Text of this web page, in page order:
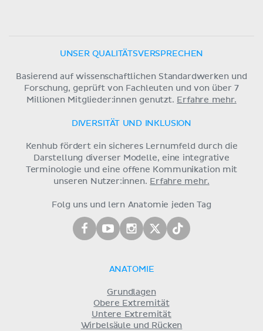
UNSER QUALITÄTSVERSPRECHEN
Basierend auf wissenschaftlichen Standardwerken und
Forschung, geprüft von Fachleuten und von über 7
Millionen Mitglieder:innen genutzt. Erfahre mehr.
DIVERSITÄT UND INKLUSION
Kenhub fördert ein sicheres Lernumfeld durch die
Darstellung diverser Modelle, eine integrative
Terminologie und eine offene Kommunikation mit
unseren Nutzer:innen. Erfahre mehr.
Folg uns und lern Anatomie jeden Tag
ANATOMIE
Grundlagen
Obere Extremität
Untere Extremität
Wirbelsäule und Rücken